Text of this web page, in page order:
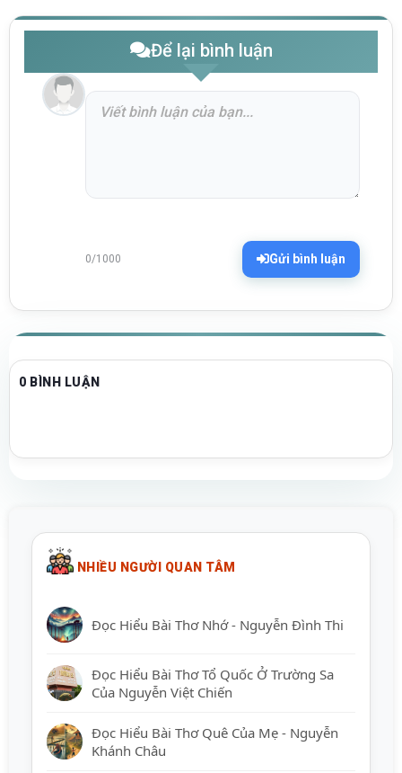
Để lại bình luận
0/1000 Gửi bình luận
0 BÌNH LUẬN
NHIỀU NGƯỜI QUAN TÂM
Đọc Hiểu Bài Thơ Nhớ - Nguyễn Đình Thi
Đọc Hiểu Bài Thơ Tổ Quốc Ở Trường Sa
Của Nguyễn Việt Chiến
Đọc Hiểu Bài Thơ Quê Của Mẹ - Nguyễn
Khánh Châu